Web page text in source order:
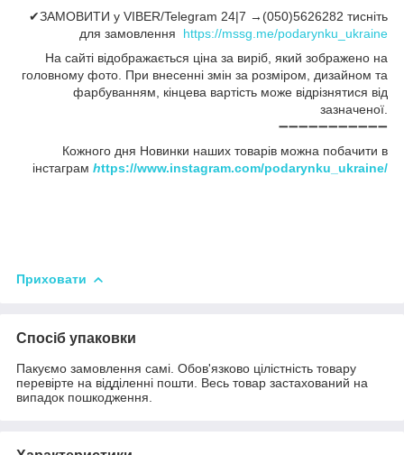
✔ЗАМОВИТИ у VIBER/Telegram 24|7 →(050)5626282 тисніть
для замовлення https://mssg.me/podarynku_ukraine
На сайті відображається ціна за виріб, який зображено на
головному фото. При внесенні змін за розміром, дизайном та
фарбуванням, кінцева вартість може відрізнятися від
зазначеної.
➖➖➖➖➖➖➖➖➖➖➖
Кожного дня Новинки наших товарів можна побачити в
інстаграм https://www.instagram.com/podarynku_ukraine/
Приховати
Спосіб упаковки
Пакуємо замовлення самі. Обов'язково цілістність товару
перевірте на відділенні пошти. Весь товар застахований на
випадок пошкодження.